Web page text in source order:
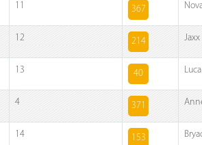
11 367
12 214
13 40
4 371
14 153